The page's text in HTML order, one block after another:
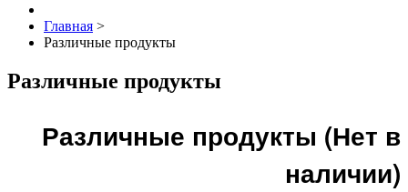
Главная >
Различные продукты
Различные продукты
Различные продукты (Нет в
наличии)